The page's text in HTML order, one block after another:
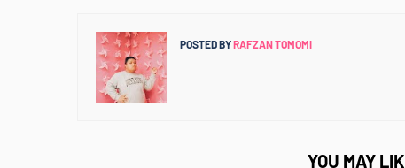
POSTED BYRAFZAN TOMOMI
YOU MAY